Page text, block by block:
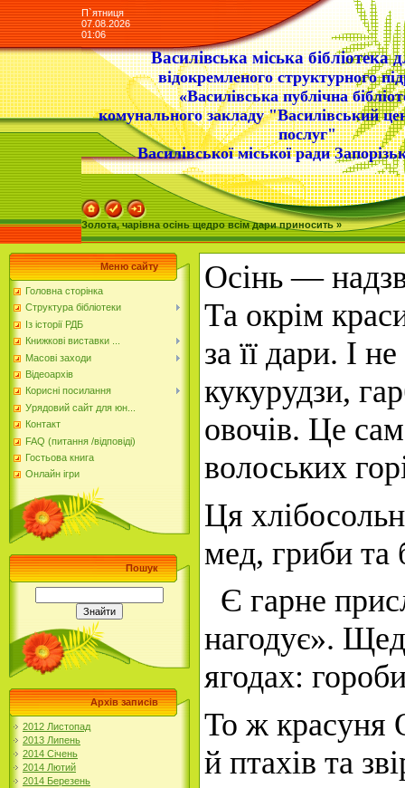
П`ятниця
07.08.2026
01:06
Василівська міська бібліотека
відокремленого структурного
«Василівська публічна
комунального закладу "Василівський
послуг"
Василівської міської ради
Золота, чарівна осінь щедро всім дари приносить »
Меню сайту
Головна сторінка
Структура бібліотеки
Із історії РДБ
Книжкові виставки ...
Масові заходи
Відеоархів
Корисні посилання
Урядовий сайт для юн...
Контакт
FAQ (питання /відповіді)
Гостьова книга
Онлайн ігри
Пошук
Архів записів
2012 Листопад
2013 Липень
2014 Січень
2014 Лютий
2014 Березень
Осінь —
Та окрім
за її дари. І
кукурудзи,
овочів. Це
волоських
Ця
мед, гриби та
Є гарне
нагодує». Щ
ягодах:
То ж красуня
й птахів та